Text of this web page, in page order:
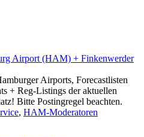
Airport (HAM) + Finkenwerder
Airports, Forecastlisten
+ Reg-Listings der aktuellen
Bitte Postingregel beachten.
, HAM-Moderatoren